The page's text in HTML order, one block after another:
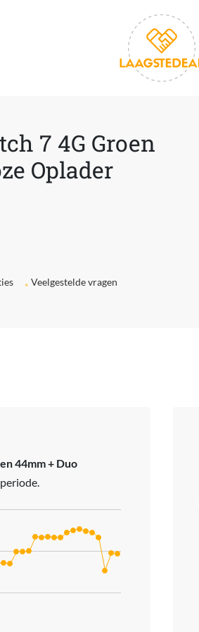
7 4G Groen
Oplader
Veelgestelde vragen
44mm + Duo
Data ranges from 231 to 454.